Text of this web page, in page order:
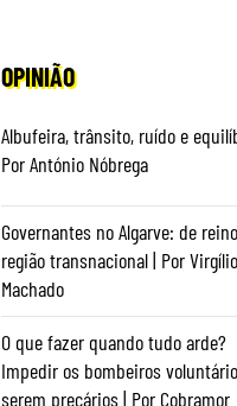
OPINIÃO
Albufeira, trânsito, ruído e
Por António Nóbrega
Governantes no Algarve: de
região transnacional | Por Virgílio
Machado
O que fazer quando tudo arde?
Impedir os bombeiros
serem precários | Por Cobramor